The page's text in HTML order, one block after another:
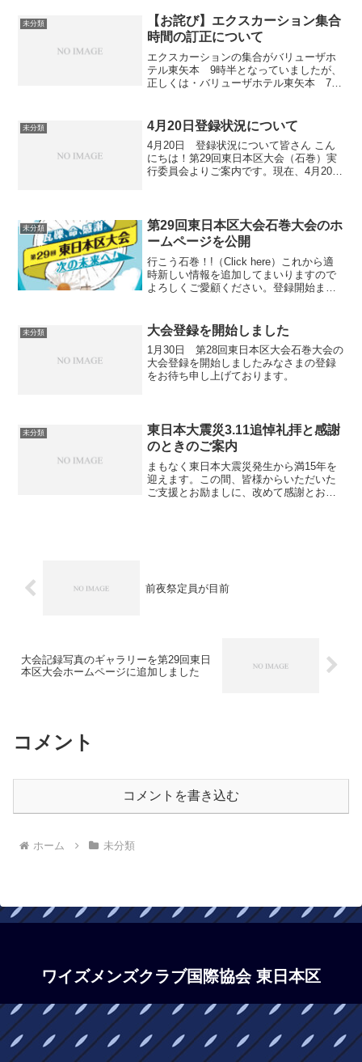
未分類
【お詫び】エクスカーション集合
時間の訂正について
エクスカーションの集合がバリューザホ
テル東矢本 9時半となっていましたが、
正しくは・バリューザホテル東矢本 7時
たします。バリューザホテル東矢本から
日曜礼拝に間...
未分類 4月20日登録状況について
4月20日 登録状況について皆さん こん
にちは！第29回東日本区大会（石巻）実
行委員会よりご案内です。現在、4月20日
の定員が間近...
未分類
第29回東日本区大会石巻大会のホ
ームページを公開
行こう石巻！!（Click here）これから適
時新しい情報を追加してまいりますので
よろしくご愛顧ください。登録開始まで
未分類 大会登録を開始しました
1月30日 第28回東日本区大会石巻大会の
大会登録を開始しましたみなさまの登録
をお待ち申し上げております。
未分類
東日本大震災3.11追悼礼拝と感謝
のときのご案内
まもなく東日本大震災発生から満15年を
迎えます。この間、皆様からいただいた
ご支援とお励ましに、改めて感謝とお礼
前夜祭定員が目前
大会記録写真のギャラリーを第29回東日
本区大会ホームページに追加しました
コメント
コメントを書き込む
ホーム 未分類
ワイズメンズクラブ国際協会 東日本区